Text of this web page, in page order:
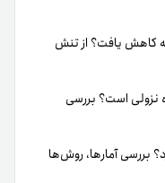
۲۴ ساعت گذشته کاهش یافت؟ از تنش
نزولی است؟ بررسی
بررسی آمارها، روش‌ها